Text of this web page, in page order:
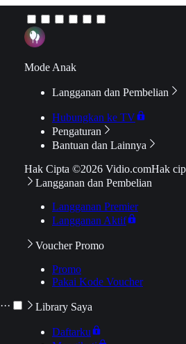
···
Mode Anak
Langganan dan Pembelian
Hubungkan ke TV
Pengaturan
Bantuan dan Lainnya
Hak Cipta ©2026 Vidio.comHak
Langganan dan Pembelian
Langganan Premier
Langganan Aktif
Voucher Promo
Promo
Pakai Kode Voucher
Library Saya
Daftarku